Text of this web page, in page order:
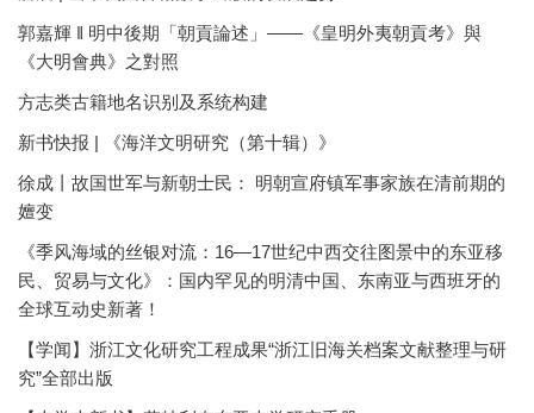
郭嘉輝 ‖ 明中後期「朝貢論述」——《皇明外夷朝貢考》與
《大明會典》之對照
方志类古籍地名识别及系统构建
新书快报 | 《海洋文明研究（第十辑）》
徐成丨故国世军与新朝士民： 明朝宣府镇军事家族在清前期的
嬗变
《季风海域的丝银对流：16—17世纪中西交往图景中的东亚移
民、贸易与文化》：国内罕见的明清中国、东南亚与西班牙的
全球互动史新著！
【学闻】浙江文化研究工程成果“浙江旧海关档案文献整理与研
究”全部出版